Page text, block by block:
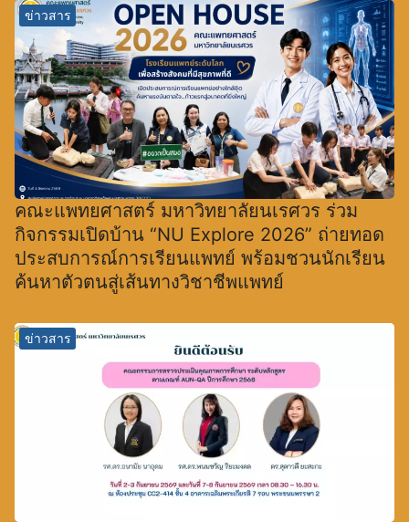
ข่าวสาร
คณะแพทยศาสตร์ มหาวิทยาลัยนเรศวร ร่วม
กิจกรรมเปิดบ้าน “NU Explore 2026” ถ่ายทอด
ประสบการณ์การเรียนแพทย์ พร้อมชวนนักเรียน
ค้นหาตัวตนสู่เส้นทางวิชาชีพแพทย์
ข่าวสาร